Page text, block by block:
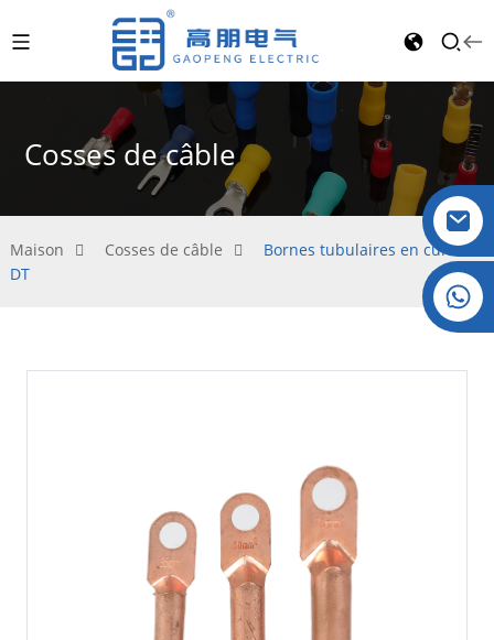
Cosses de câble
Maison Cosses de câble
Bornes tubulaires en cuivre
DT